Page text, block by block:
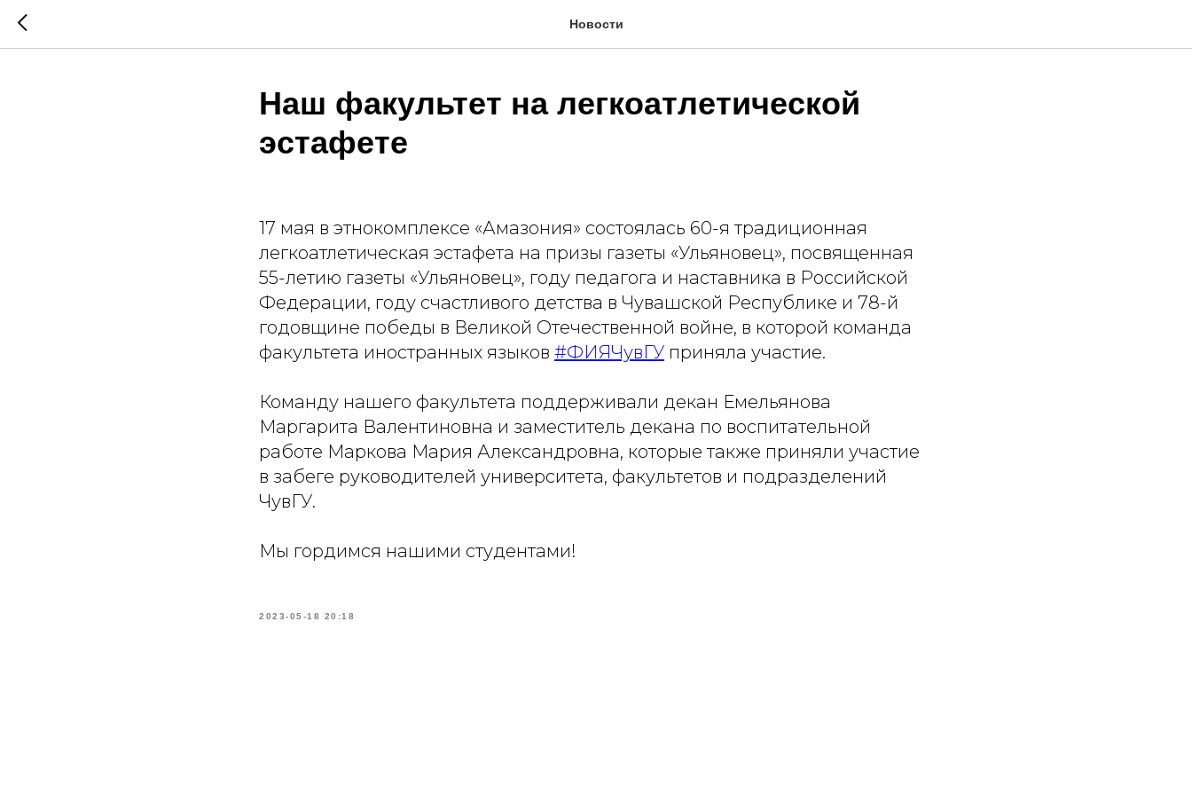
Новости
Наш факультет на легкоатлетической
эстафете
17 мая в этнокомплексе «Амазония» состоялась 60-я традиционная
легкоатлетическая эстафета на призы газеты «Ульяновец», посвященная
55-летию газеты «Ульяновец», году педагога и наставника в Российской
Федерации, году счастливого детства в Чувашской Республике и 78-й
годовщине победы в Великой Отечественной войне, в которой команда
факультета иностранных языков #ФИЯЧувГУ приняла участие.
Команду нашего факультета поддерживали декан Емельянова
Маргарита Валентиновна и заместитель декана по воспитательной
работе Маркова Мария Александровна, которые также приняли участие
в забеге руководителей университета, факультетов и подразделений
ЧувГУ.
Мы гордимся нашими студентами!
2023-05-18 20:18